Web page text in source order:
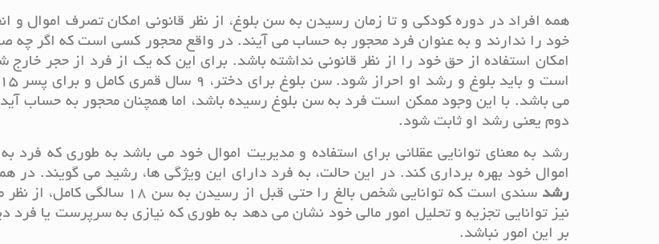
همه افراد در دوره کودکی و تا زمان رسیدن به سن بلوغ، از نظر قانونی امکان تصرف اموال و
خود را ندارند و به عنوان فرد محجور به حساب می آیند. در واقع محجور کسی است که اگر چه
امکان استفاده از حق خود را از نظر قانونی نداشته باشد. برای این که یک از فرد از حجر خارج
می باشد. با این وجود ممکن است فرد به سن بلوغ رسیده باشد، اما همچنان محجور به حساب
دوم یعنی رشد او ثابت شود.
رشد به معنای توانایی عقلانی برای استفاده و مدیریت اموال خود می باشد به طوری که فرد
اموال خود بهره برداری کند. در این حالت، به فرد دارای این ویژگی ها، رشید می گویند. در
رشد
سندی است که توانایی شخص بالغ را حتی قبل از رسیدن
نیز توانایی تجزیه و تحلیل امور مالی خود نشان می دهد به طوری که نیازی به سرپرست یا فرد
بر این امور نباشد.